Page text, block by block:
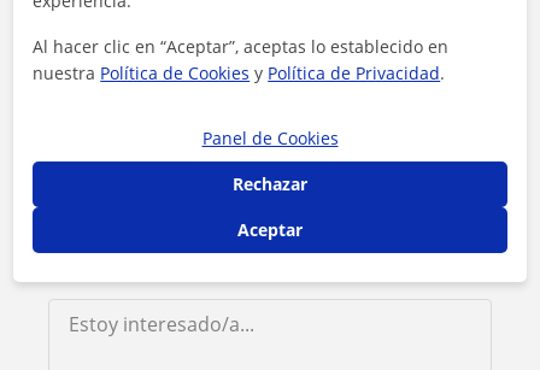
1ª clase gratis
Al hacer clic en “Aceptar”, aceptas lo establecido en
nuestra Política de Cookies y Política de Privacidad.
Panel de Cookies
Rechazar
Aceptar